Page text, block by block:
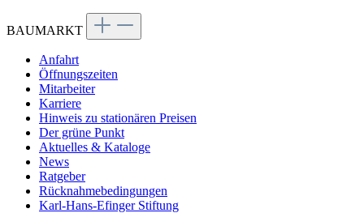
BAUMARKT
Anfahrt
Öffnungszeiten
Mitarbeiter
Karriere
Hinweis zu stationären Preisen
Der grüne Punkt
Aktuelles & Kataloge
News
Ratgeber
Rücknahmebedingungen
Karl-Hans-Efinger Stiftung